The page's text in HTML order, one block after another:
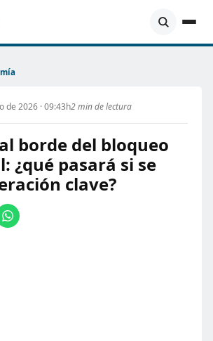
de 2026 · 09:43h2 min de lectura
borde del bloqueo
¿qué pasará si se
clave?